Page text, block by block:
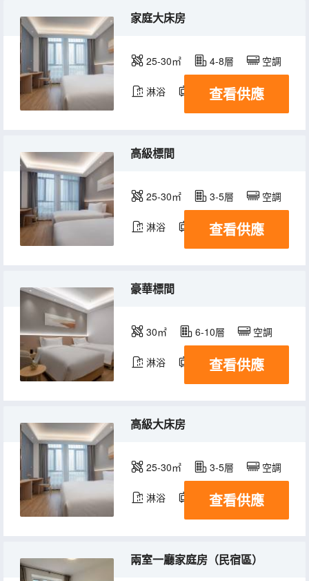
家庭大床房
25-30㎡ 4-8層 空調
淋浴 電視機 冰箱
查看供應
高級標間
25-30㎡ 3-5層 空調
淋浴 電視機 冰箱
查看供應
豪華標間
30㎡ 6-10層 空調
淋浴 電視機 冰箱
查看供應
高級大床房
25-30㎡ 3-5層 空調
淋浴 電視機 冰箱
查看供應
兩室一廳家庭房（民宿區）